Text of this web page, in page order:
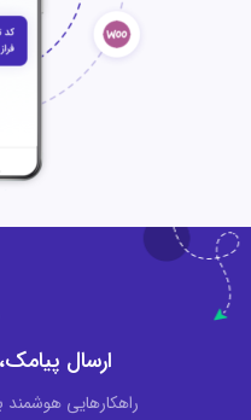
ارسال
راهکارهایی